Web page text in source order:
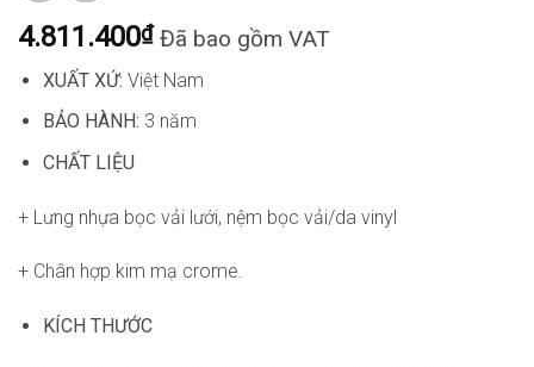
4.811.400₫ Đã bao gồm VAT
XUẤT XỨ: Việt Nam
BẢO HÀNH: 3 năm
CHẤT LIỆU
+ Lưng nhựa bọc vải lưới, nệm bọc vải/da vinyl
+ Chân hợp kim mạ crome.
KÍCH THƯỚC